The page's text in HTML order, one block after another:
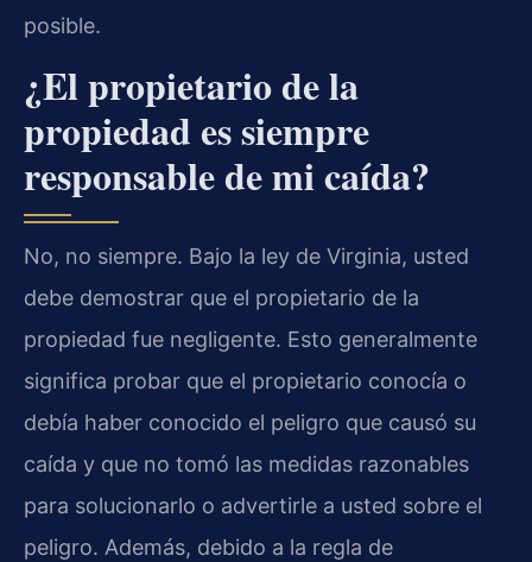
posible.
¿El propietario de la
propiedad es siempre
responsable de mi caída?
No, no siempre. Bajo la ley de Virginia, usted
debe demostrar que el propietario de la
propiedad fue negligente. Esto generalmente
significa probar que el propietario conocía o
debía haber conocido el peligro que causó su
caída y que no tomó las medidas razonables
para solucionarlo o advertirle a usted sobre el
peligro. Además, debido a la regla de